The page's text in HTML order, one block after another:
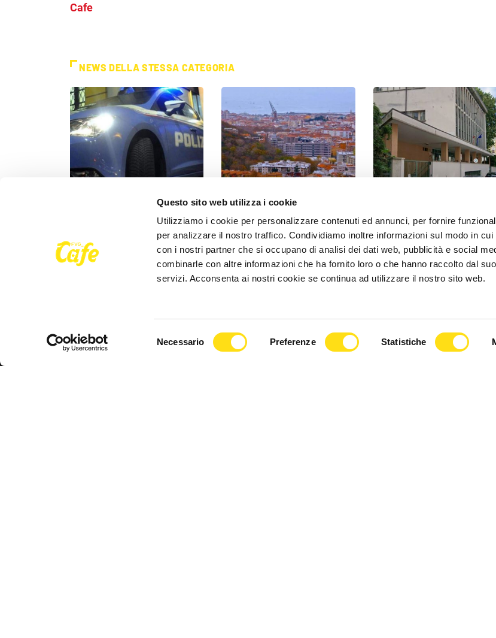
Questo sito web utilizza i cookie
Utilizziamo i cookie per personalizzare contenuti ed annunci, per fornire
per analizzare il nostro traffico. Condividiamo inoltre informazioni sul modo in
con i nostri partner che si occupano di analisi dei dati web, pubblicità e social
combinarle con altre informazioni che ha fornito loro o che hanno raccolto dal
servizi. Acconsenta ai nostri cookie se continua ad utilizzare il nostro sito web.
Necessario Preferenze Statistiche
Cafe
NEWS DELLA STESSA CATEGORIA
Poliziotti sempre più sotto
pressione: “Così rischiamo di
non trovare più [...]
CRONACA
Comprare casa a Trieste, gli
stranieri fanno salire il
mercato: “La città è [...]
27 Maggio 2026
Trieste, estate di cantieri
scuole: “Interventi
quando gli [...]
27 Maggio 2026